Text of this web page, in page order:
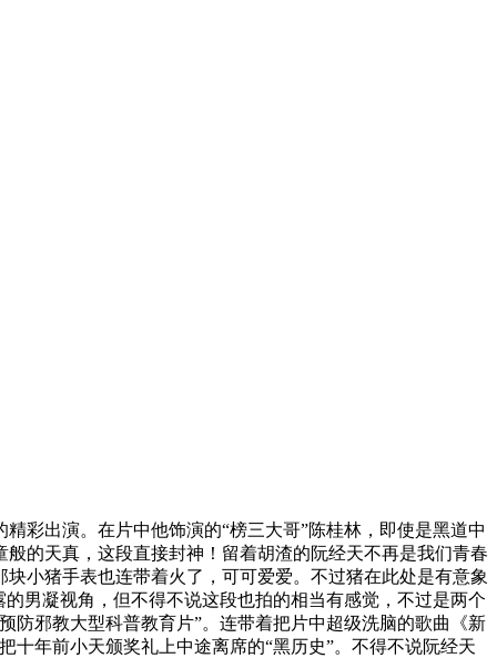
彩出演。在片中他饰演的“榜三大哥”陈桂林，即使是黑道中
的天真，这段直接封神！留着胡渣的阮经天不再是我们青春
小猪手表也连带着火了，可可爱爱。不过猪在此处是有意象
男凝视角，但不得不说这段也拍的相当有感觉，不过是两个
防邪教大型科普教育片”。连带着把片中超级洗脑的歌曲《新
十年前小天颁奖礼上中途离席的“黑历史”。不得不说阮经天